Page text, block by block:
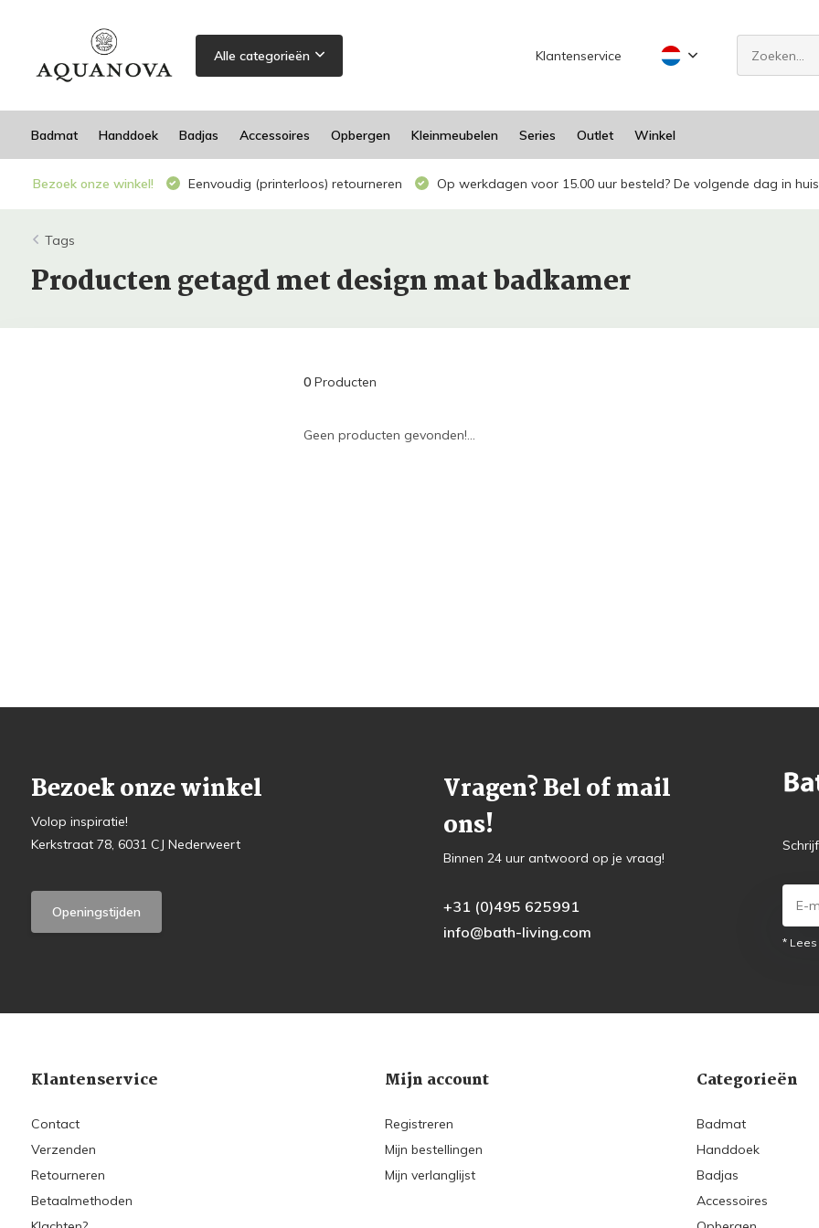
Alle categorieën Klantenservice
Badmat Handdoek Badjas Accessoires Opbergen Kleinmeubelen Series Outlet Winkel
Bezoek onze winkel! Eenvoudig (printerloos) retourneren Op werkdagen voor 15.00 uur besteld? De volgende dag in
Tags
Producten getagd met design mat badkamer
0Producten
Geen producten gevonden!...
Bezoek onze winkel
Volop inspiratie!
Kerkstraat 78, 6031 CJ Nederweert
Openingstijden
Vragen? Bel of mail
ons!
Binnen 24 uur antwoord op je vraag!
+31 (0)495 625991
info@bath-living.com
*
Klantenservice
Contact
Verzenden
Retourneren
Betaalmethoden
Mijn account
Registreren
Mijn bestellingen
Mijn verlanglijst
Categorieën
Badmat
Handdoek
Badjas
Accessoires